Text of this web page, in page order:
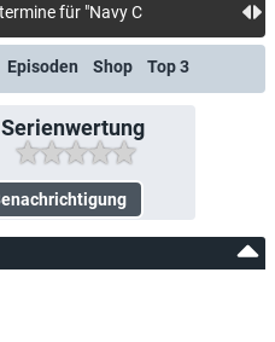
Episoden Shop Top 3
Serienwertung